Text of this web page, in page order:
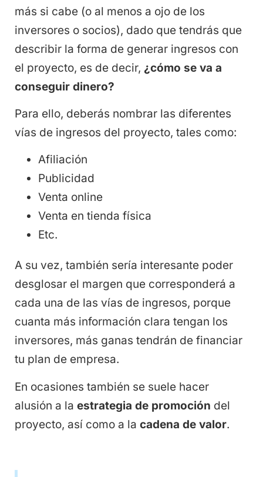
más si cabe (o al menos a ojo de los
inversores o socios), dado que tendrás que
describir la forma de generar ingresos con
el proyecto, es de decir, ¿cómo se va a
conseguir dinero?
Para ello, deberás nombrar las diferentes
vías de ingresos del proyecto, tales como:
Afiliación
Publicidad
Venta online
Venta en tienda física
Etc.
A su vez, también sería interesante poder
desglosar el margen que corresponderá a
cada una de las vías de ingresos, porque
cuanta más información clara tengan los
inversores, más ganas tendrán de financiar
tu plan de empresa.
En ocasiones también se suele hacer
alusión a la estrategia de promoción del
proyecto, así como a la cadena de valor.